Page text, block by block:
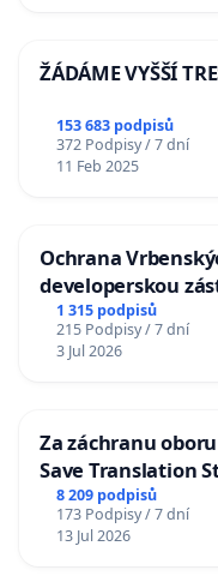
ŽÁDÁME VYŠŠÍ
153 683 podpisů
372 Podpisy / 7 dní
11 Feb 2025
Ochrana
developerskou
1 315 podpisů
215 Podpisy / 7 dní
3 Jul 2026
Za záchranu
Save Translation
Charles University
8 209 podpisů
173 Podpisy / 7 dní
13 Jul 2026